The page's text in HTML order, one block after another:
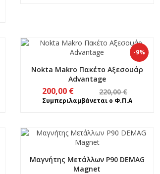
-9%
Nokta Makro Πακέτο Αξεσουάρ
Advantage
220,00€
Original
price
200,00 €
τρέχουσα
200,00 €.
Συμπεριλαμβάνεται ο Φ.Π.Α
Μαγνήτης Μετάλλων P90 DEMAG
Magnet